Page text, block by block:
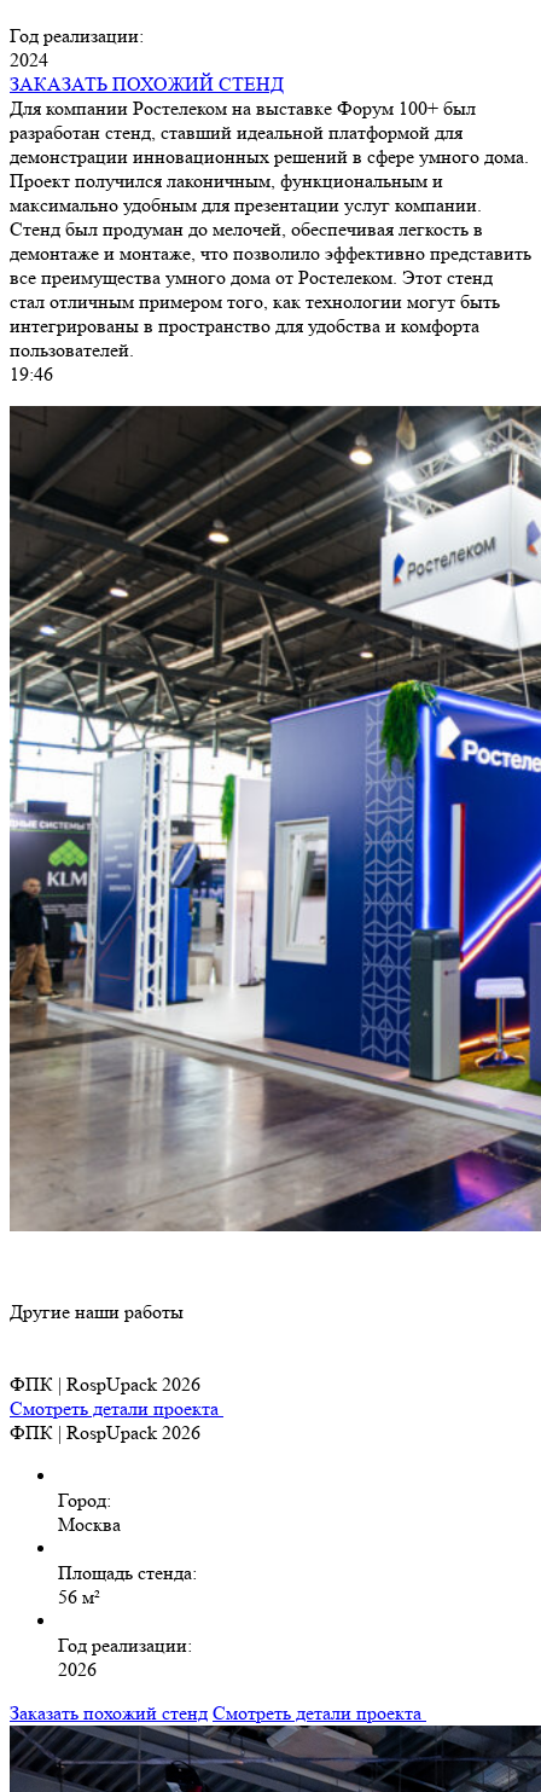
Год реализации:
2024
ЗАКАЗАТЬ ПОХОЖИЙ СТЕНД
Для компании Ростелеком на выставке Форум 100+ был
разработан стенд, ставший идеальной платформой для
демонстрации инновационных решений в сфере умного дома.
Проект получился лаконичным, функциональным и
максимально удобным для презентации услуг компании.
Стенд был продуман до мелочей, обеспечивая легкость в
демонтаже и монтаже, что позволило эффективно представить
все преимущества умного дома от Ростелеком. Этот стенд
стал отличным примером того, как технологии могут быть
интегрированы в пространство для удобства и комфорта
пользователей.
19:46
Другие наши работы
ФПК | RospUpack 2026
Смотреть детали проекта
ФПК | RospUpack 2026
Город:
Москва
Площадь стенда:
56 м²
Год реализации:
2026
Заказать похожий стенд Смотреть детали проекта